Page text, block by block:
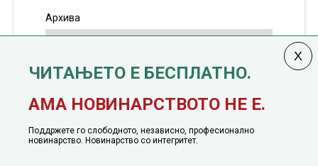
Архива
јануари, 1991 година
ЧИТАЊЕТО Е БЕСПЛАТНО.
АМА НОВИНАРСТВОТО НЕ Е.
Поддржете го слободното, независно, професионално
новинарство. Новинарство со интегритет.